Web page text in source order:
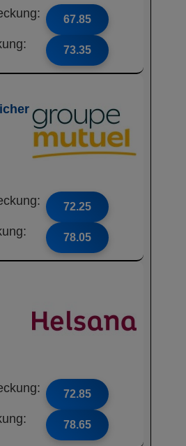
67.85
73.35
72.25
78.05
72.85
78.65